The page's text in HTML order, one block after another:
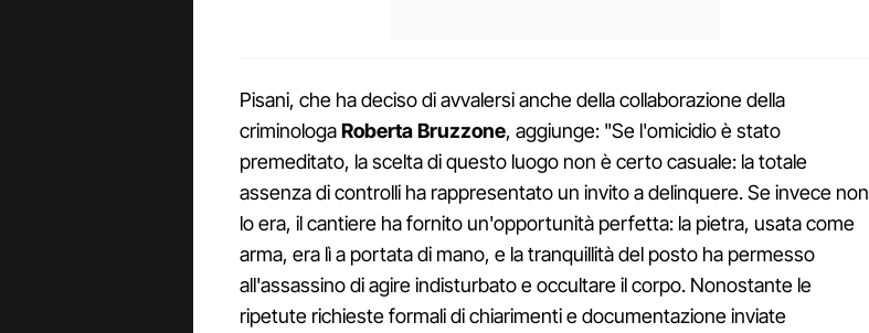
Pisani, che ha deciso di avvalersi anche della collaborazione della
criminologaRoberta Bruzzone, aggiunge: "Se l'omicidio è stato
premeditato, la scelta di questo luogo non è certo casuale: la totale
assenza di controlli ha rappresentato un invito a delinquere. Se invece non
lo era, il cantiere ha fornito un'opportunità perfetta: la pietra, usata come
arma, era lì a portata di mano, e la tranquillità del posto ha permesso
all'assassino di agire indisturbato e occultare il corpo. Nonostante le
ripetute richieste formali di chiarimenti e documentazione inviate